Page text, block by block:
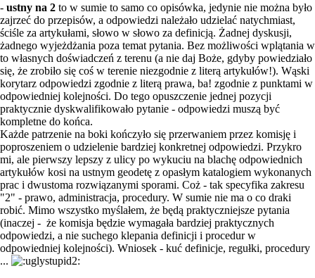
- ustny na 2 to w sumie to samo co opisówka, jedynie nie można było
zajrzeć do przepisów, a odpowiedzi należało udzielać natychmiast,
ściśle za artykułami, słowo w słowo za definicją. Żadnej dyskusji,
żadnego wyjeżdżania poza temat pytania. Bez możliwości wplątania w
to własnych doświadczeń z terenu (a nie daj Boże, gdyby powiedziało
się, że zrobiło się coś w terenie niezgodnie z literą artykułów!). Wąski
korytarz odpowiedzi zgodnie z literą prawa, ba! zgodnie z punktami w
odpowiedniej kolejności. Do tego opuszczenie jednej pozycji
praktycznie dyskwalifikowało pytanie - odpowiedzi muszą być
kompletne do końca.
Każde patrzenie na boki kończyło się przerwaniem przez komisję i
poproszeniem o udzielenie bardziej konkretnej odpowiedzi. Przykro
mi, ale pierwszy lepszy z ulicy po wykuciu na blachę odpowiednich
artykułów kosi na ustnym geodetę z opasłym katalogiem wykonanych
prac i dwustoma rozwiązanymi sporami. Coż - tak specyfika zakresu
"2" - prawo, administracja, procedury. W sumie nie ma o co draki
robić. Mimo wszystko myślałem, że będą praktyczniejsze pytania
(inaczej - że komisja będzie wymagała bardziej praktycznych
odpowiedzi, a nie suchego klepania definicji i procedur w
odpowiedniej kolejności). Wniosek - kuć definicje, regułki, procedury
...